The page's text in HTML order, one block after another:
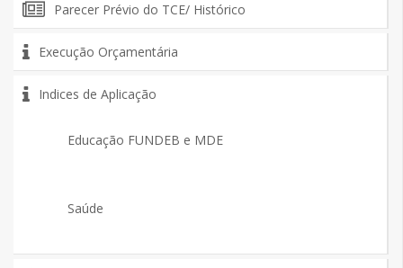
Parecer Prévio do TCE/ Histórico
Execução Orçamentária
Indices de Aplicação
Educação FUNDEB e MDE
Saúde